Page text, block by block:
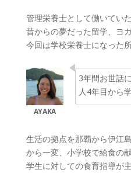
管理栄養士として働いてい
昔からの夢だった留学、ヨ
今回は学校栄養士になった
3年間お世話
人4年目から
生活の拠点を那覇から伊江
から一変、小学校で給食の
学生に対しての食育指導が